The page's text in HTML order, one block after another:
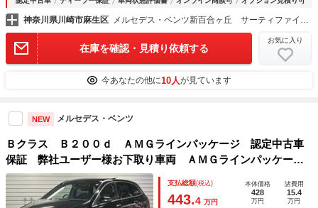
神奈川県川崎市麻生区 メルセデス・ベンツ新百合ヶ丘 サーティファイドカーセンター （株）シュテルン世田谷
在庫を確認・見積り依頼する
お気に入り
今あなたの他に10人が見ています
NEW メルセデス・ベンツ
Ｂクラス Ｂ２００ｄ ＡＭＧラインパッケージ 認定中古車
保証 弊社ユーザー様お下取り車両 ＡＭＧラインパッケー
ジ アドバンスドパッケージ 純正ドライブレコーダー（前／
後） ヘッドアップディスプレイ
支払総額(税込)
443.4 万円
本体価格
428
万円
諸費用
15.4
万円